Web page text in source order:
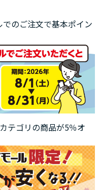
でのご注文で基本ポイン
テゴリの商品が5％オ